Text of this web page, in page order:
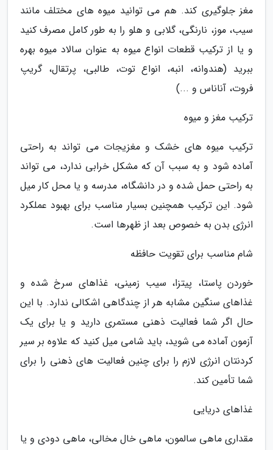
مغز جلوگیری کند. هم می توانید میوه های مختلف مانند
سیب، موز، نارنگی، گلابی و هلو را به طور کامل مصرف کنید
و یا از ترکیب قطعات انواع میوه به عنوان سالاد میوه بهره
ببرید (هندوانه، انبه، انواع توت، طالبی، پرتقال، گریپ
فروت، آناناس و ...)
ترکیب مغز و میوه
ترکیب میوه های خشک و مغزیجات می تواند به راحتی
آماده شود و به سبب آن که مشکل خرابی ندارد، می تواند
به راحتی حمل شده و در دانشگاه، مدرسه و یا محل کار میل
شود. این ترکیب همچنین بسیار مناسب برای بهبود عملکرد
انرژی بدن به خصوص بعد از ظهرها است.
شام مناسب برای تقویت حافظه
خوردن پاستا، پیتزا، سیب زمینی، غذاهای سرخ شده و
غذاهای سنگین مشابه هر از چندگاهی اشکالی ندارد. با این
حال اگر شما فعالیت ذهنی مستمری دارید و یا برای یک
آزمون آماده می شوید، باید شامی میل کنید که علاوه بر سیر
کردنتان انرژی لازم را برای چنین فعالیت های ذهنی را برای
شما تأمین کند.
غذاهای دریایی
مقداری ماهی سالمون، ماهی خال مخالی، ماهی دودی و یا